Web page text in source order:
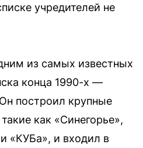
учредителей не
из самых известных
конца 1990-х —
построил крупные
как «Синегорье»,
«КУБа», и входил в